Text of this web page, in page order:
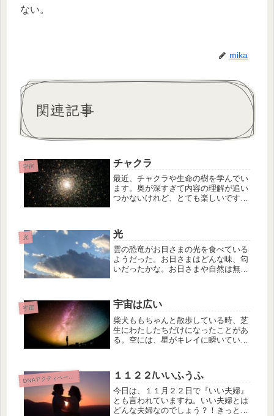
ない。
mika
関連記事
宇宙 チャクラ
最近、チャクラや生命の樹を学んでい
ます。奥が深すぎて内容の理解が追い
つかないけれど、とても楽しいです😊
なるか、どう自分の中で変化している
のか興味深いです。宇宙と一体になる
に...
光 光
雲の恐竜がお日さまの光を食べている
ようだった。お日さまはどんな味、匂
いだったかな。お日さまや自然は無限
の違いがあるのだろうか、ないのだろ
うか、、、人が無限の愛を表現できる
よ...
宇宙 宇宙は広い
柴犬ももちゃんと散歩している時、芝
生にわたしたちだけになったことがあ
る。空には、星がキレイに瞬いてい
までも続いている無限の空間。どんな
世界が宇宙には広がっているのだろ
う。ど...
D
NAアクティベーション １１２２/いいふうふ
今日は、１１月２２日で『いい夫婦』
とも言われていますね。いい夫婦とは
どんな夫婦なのでしょう？！きっとそ